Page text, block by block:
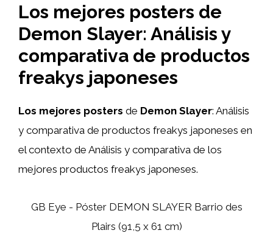
Los mejores posters de
Demon Slayer: Análisis y
comparativa de productos
freakys japoneses
Los mejores posters de Demon Slayer: Análisis
y comparativa de productos freakys japoneses en
el contexto de Análisis y comparativa de los
mejores productos freakys japoneses.
GB Eye - Póster DEMON SLAYER Barrio des
Plairs (91,5 x 61 cm)